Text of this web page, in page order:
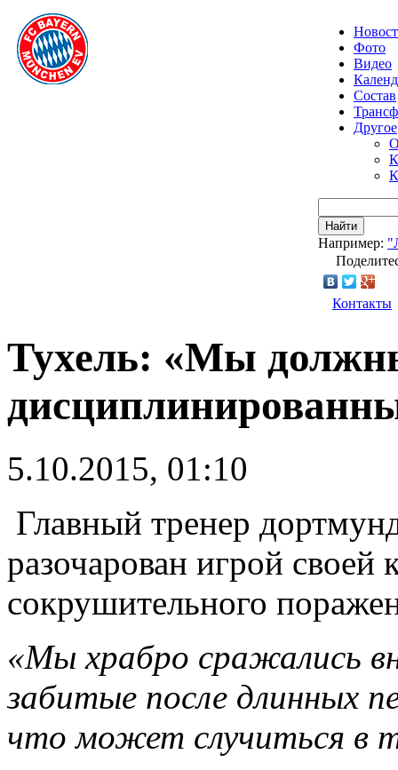
Фото
Видео
Состав
Другое
Найти
Например:
Контакты
Тухель: «Мы
5.10.2015, 01:10
Главный тренер
разочарован игрой
сокрушительного
«Мы храбро сражались
забитые после длинных
что может случиться в